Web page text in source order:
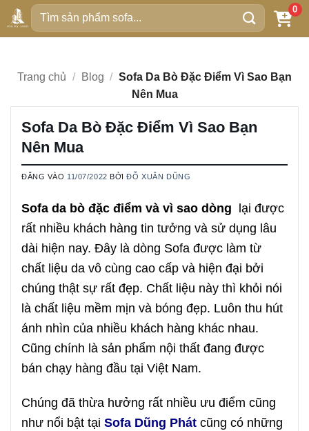
qua
Tìm
kiếm:
0
Trang chủ / Blog / Sofa Da Bò Đặc Điểm Vì Sao Bạn
Nên Mua
Sofa Da Bò Đặc Điểm Vì Sao Bạn
Nên Mua
ĐĂNG VÀO 11/07/2022 BỞIĐỖ XUÂN DŨNG
Sofa da bò đặc điểm và vì sao dòng lại được
rất nhiều khách hàng tin tưởng và sử dụng lâu
dài hiện nay. Đây là dòng Sofa được làm từ
chất liệu da vô cùng cao cấp và hiện đại bởi
chúng thật sự rất đẹp. Chất liệu này thì khỏi nói
là chất liệu mềm mịn và bóng đẹp. Luôn thu hút
ánh nhìn của nhiều khách hàng khác nhau.
Cũng chính là sản phẩm nội thất đang được
bán chạy hàng đầu tại Việt Nam.
Chúng đã thừa hưởng rất nhiều ưu điểm cũng
như nổi bật tại Sofa Dũng Phát cũng có những